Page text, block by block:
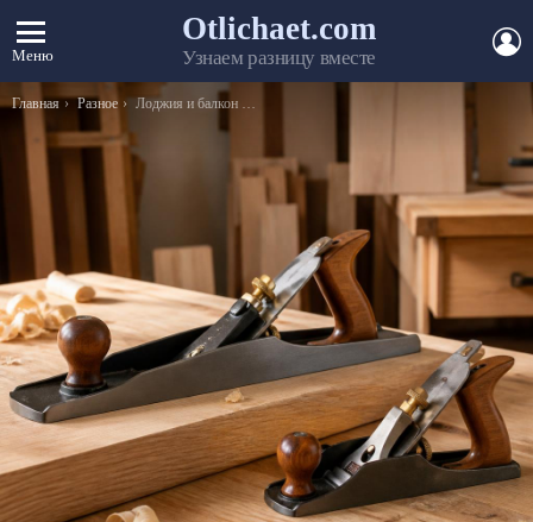
Меню
Otlichaet.com
Узнаем разницу вместе
Вы здесь:
Главная Разное Лоджия и балкон — в чем разница между ними по закону